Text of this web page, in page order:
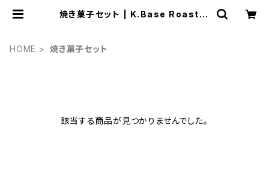
焼き菓子セット | K.Base Roaster
HOME 焼き菓子セット
該当する商品が見つかりませんでした。